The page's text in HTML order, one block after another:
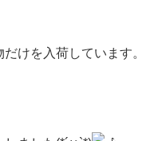
けを入荷しています。